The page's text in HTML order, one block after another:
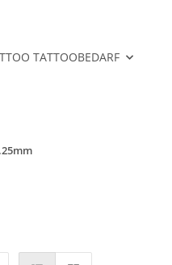
TATTOOBEDARF